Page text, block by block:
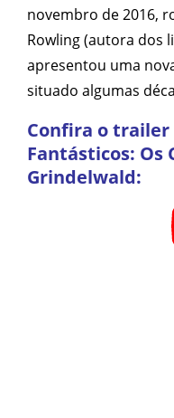
novembro de 2016,
Rowling (autora dos
apresentou uma
situado algumas
Confira o
Fantásticos: Os
Grindelwald: